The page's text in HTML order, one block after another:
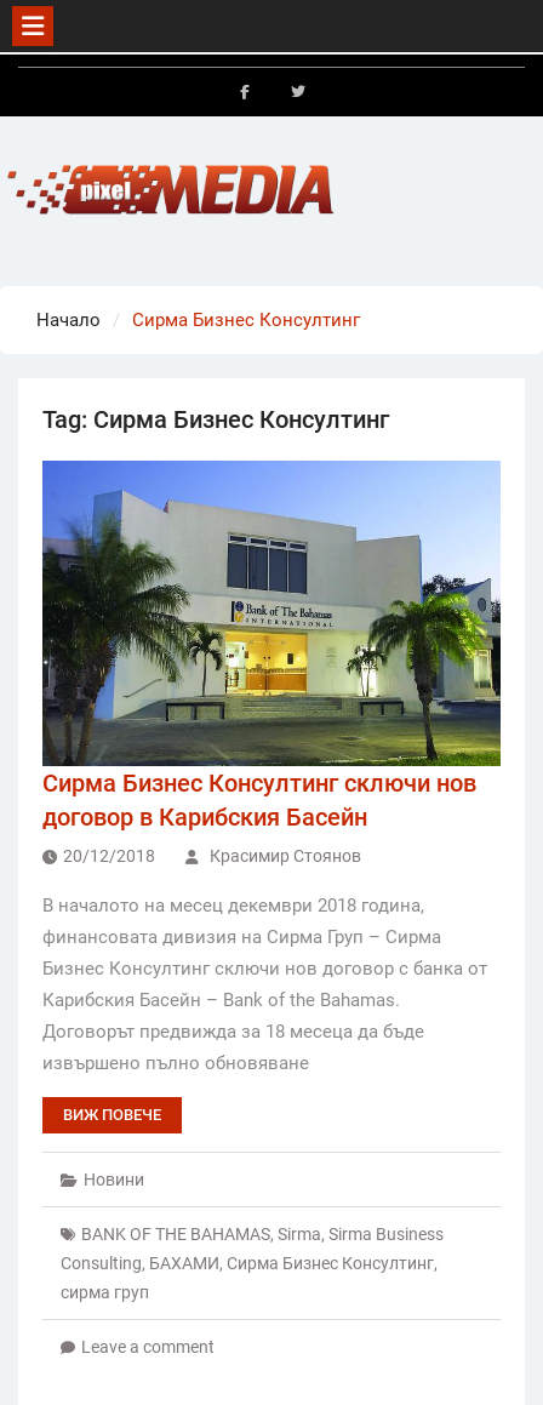
Skip
Начало Сирма Бизнес Консултинг
Tag: Сирма Бизнес Консултинг
Сирма Бизнес Консултинг сключи нов
договор в Карибския Басейн
20/12/2018 Красимир Стоянов
В началото на месец декември 2018 година,
финансовата дивизия на Сирма Груп – Сирма
Бизнес Консултинг сключи нов договор с банка от
Карибския Басейн – Bank of the Bahamas.
Договорът предвижда за 18 месеца да бъде
извършено пълно обновяване
ВИЖ ПОВЕЧЕ
Новини
BANK OF THE BAHAMAS, Sirma, Sirma Business
Consulting, БАХАМИ, Сирма Бизнес Консултинг,
сирма груп
Leave a comment